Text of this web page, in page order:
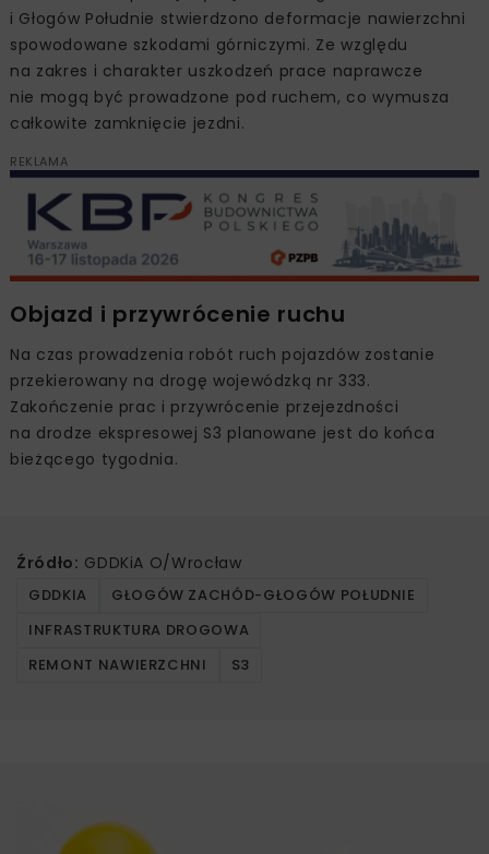
i Głogów Południe stwierdzono deformacje nawierzchni
spowodowane szkodami górniczymi. Ze względu
na zakres i charakter uszkodzeń prace naprawcze
nie mogą być prowadzone pod ruchem, co wymusza
całkowite zamknięcie jezdni.
REKLAMA
Objazd i przywrócenie ruchu
Na czas prowadzenia robót ruch pojazdów zostanie
przekierowany na drogę wojewódzką nr 333.
Zakończenie prac i przywrócenie przejezdności
na drodze ekspresowej S3 planowane jest do końca
bieżącego tygodnia.
Źródło: GDDKiA O/Wrocław
GDDKIA
GŁOGÓW ZACHÓD-GŁOGÓW POŁUDNIE
INFRASTRUKTURA DROGOWA
REMONT NAWIERZCHNI
S3